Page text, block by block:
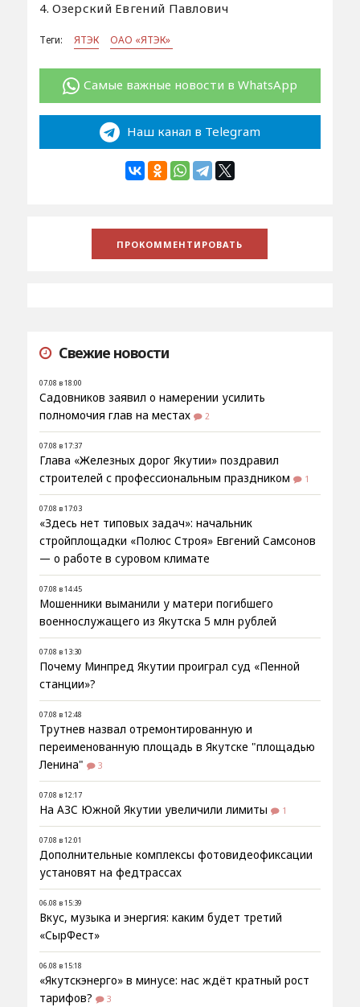
4. Озерский Евгений Павлович
Теги: ЯТЭК ОАО «ЯТЭК»
Самые важные новости в WhatsApp
Наш канал в Telegram
Свежие новости
07.08 в 18:00
Садовников заявил о намерении усилить
полномочия глав на местах
2
07.08 в 17:37
Глава «Железных дорог Якутии» поздравил
строителей с профессиональным праздником
1
07.08 в 17:03
«Здесь нет типовых задач»: начальник
стройплощадки «Полюс Строя» Евгений Самсонов
— о работе в суровом климате
07.08 в 14:45
Мошенники выманили у матери погибшего
военнослужащего из Якутска 5 млн рублей
07.08 в 13:30
Почему Минпред Якутии проиграл суд «Пенной
станции»?
07.08 в 12:48
Трутнев назвал отремонтированную и
переименованную площадь в Якутске "площадью
Ленина"
3
07.08 в 12:17
На АЗС Южной Якутии увеличили лимиты 1
07.08 в 12:01
Дополнительные комплексы фотовидеофиксации
установят на федтрассах
06.08 в 15:39
Вкус, музыка и энергия: каким будет третий
«СырФест»
06.08 в 15:18
«Якутскэнерго» в минусе: нас ждёт кратный рост
тарифов?
3